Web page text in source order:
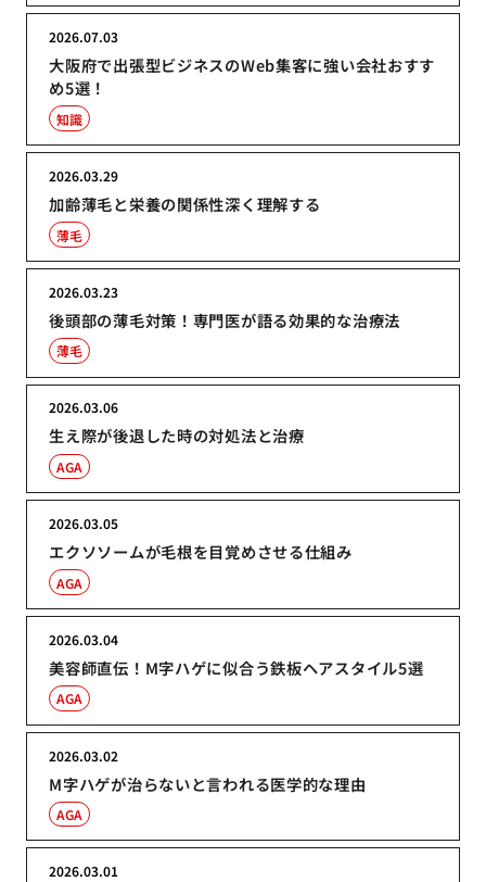
大阪府で出張型ビジネスのWeb集客に強い会社おすす
め5選！
2026.07.03
知識
加齢薄毛と栄養の関係性深く理解する
2026.03.29
薄毛
後頭部の薄毛対策！専門医が語る効果的な治療法
2026.03.23
薄毛
生え際が後退した時の対処法と治療
2026.03.06
AGA
エクソソームが毛根を目覚めさせる仕組み
2026.03.05
AGA
美容師直伝！M字ハゲに似合う鉄板ヘアスタイル5選
2026.03.04
AGA
M字ハゲが治らないと言われる医学的な理由
2026.03.02
AGA
2026.03.01